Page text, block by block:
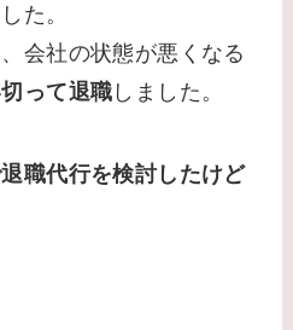
た。
会社の状態が悪くなる
って退職 しました。
職代行を検討したけど